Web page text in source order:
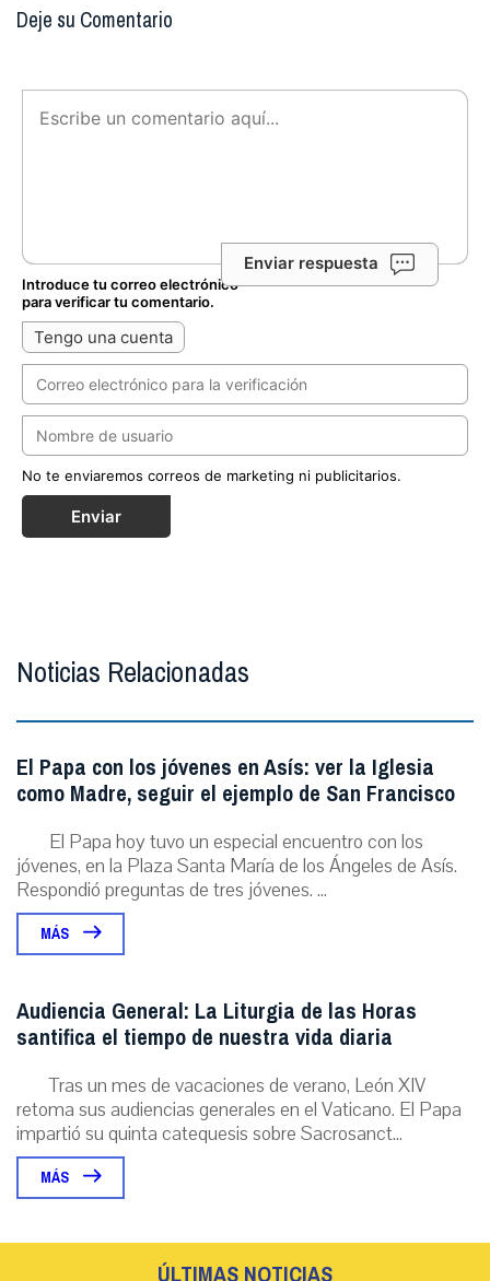
Deje su Comentario
Enviar respuesta
Introduce tu correo electrónico
para verificar tu comentario.
Tengo una cuenta
No te enviaremos correos de marketing ni publicitarios.
Enviar
Noticias Relacionadas
El Papa con los jóvenes en Asís: ver la Iglesia
como Madre, seguir el ejemplo de San Francisco
El Papa hoy tuvo un especial encuentro con los
jóvenes, en la Plaza Santa María de los Ángeles de Asís.
Respondió preguntas de tres jóvenes. ...
MÁS
Audiencia General: La Liturgia de las Horas
santifica el tiempo de nuestra vida diaria
Tras un mes de vacaciones de verano, León XIV
retoma sus audiencias generales en el Vaticano. El Papa
impartió su quinta catequesis sobre Sacrosanct...
MÁS